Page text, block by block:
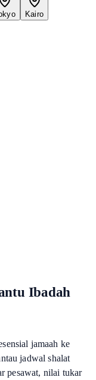
Kairo
Ibadah
jamaah ke
jadwal shalat
pesawat, nilai tukar